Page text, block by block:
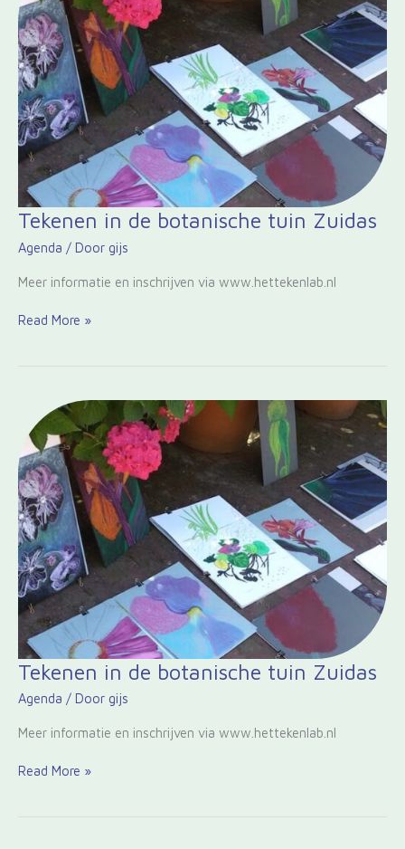
Tekenen in de botanische tuin Zuidas
Agenda / Door gijs
Meer informatie en inschrijven via www.hettekenlab.nl
Tekenen
de
tuin
Read More »
Tekenen in de botanische tuin Zuidas
Agenda / Door gijs
Meer informatie en inschrijven via www.hettekenlab.nl
Tekenen
in
de
tuin
Read More »